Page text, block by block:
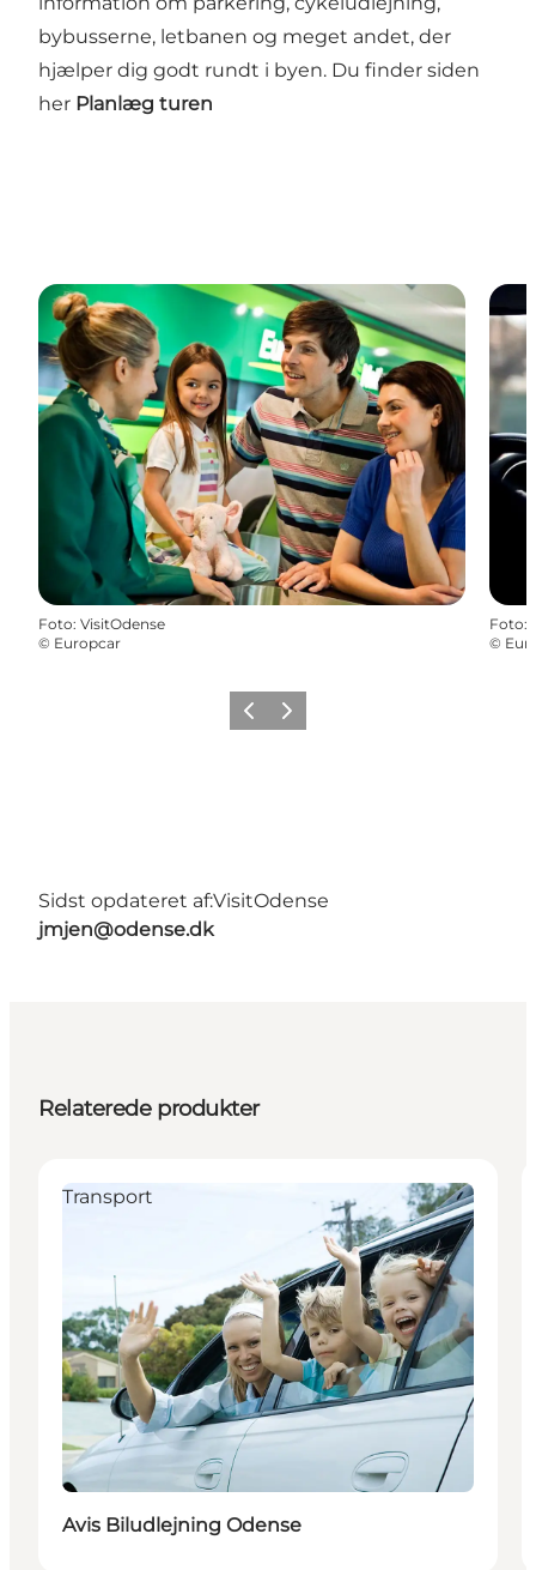
bybusserne, letbanen og meget andet, der
hjælper dig godt rundt i byen. Du finder siden
her Planlæg turen
Foto: VisitOdense
© Europcar
Foto:
©
ForrigeNæste
Sidst opdateret af:VisitOdense
jmjen@odense.dk
Relaterede produkter
Transport
Avis Biludlejning Odense